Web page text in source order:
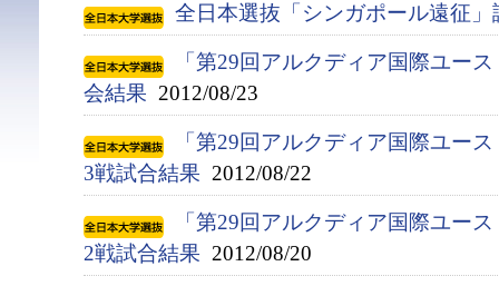
全日本選抜「シンガポール遠征」
「第29回アルクディア国際ユー
会結果 2012/08/23
「第29回アルクディア国際ユー
3戦試合結果 2012/08/22
「第29回アルクディア国際ユー
2戦試合結果 2012/08/20